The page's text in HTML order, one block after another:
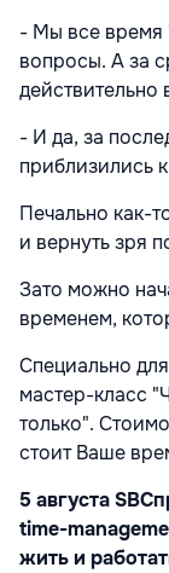
- Мы все
вопросы. А за
- И да, за
приблизились
Печально как-
и вернуть зря
Зато можно
временем,
Специально
мастер-класс
только".
стоит Ваше
5 августаSBC
time-
жить и